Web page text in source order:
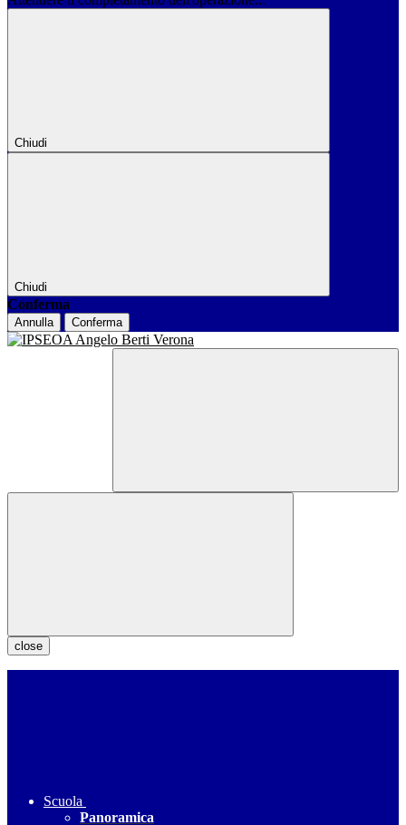
Chiudi
Chiudi
Conferma
Annulla Conferma
close
Scuola
Panoramica